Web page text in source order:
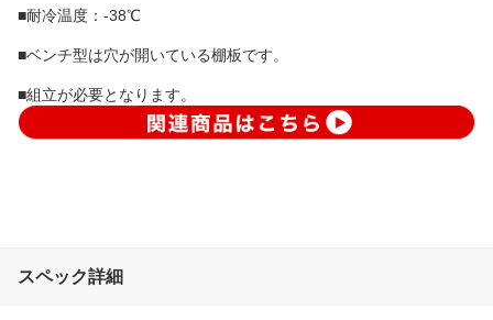
■耐冷温度：-38℃
■ベンチ型は穴が開いている棚板です。
■組立が必要となります。
スペック詳細